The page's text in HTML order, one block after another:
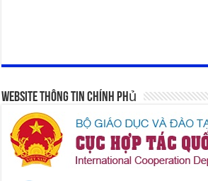
Website Thông Tin Chính Phủ